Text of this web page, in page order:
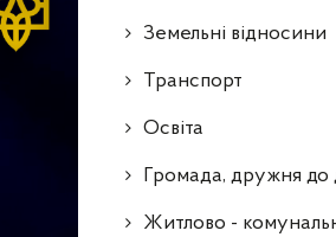
Земельні відносини
Транспорт
Освіта
Громада, дружня до
Житлово -